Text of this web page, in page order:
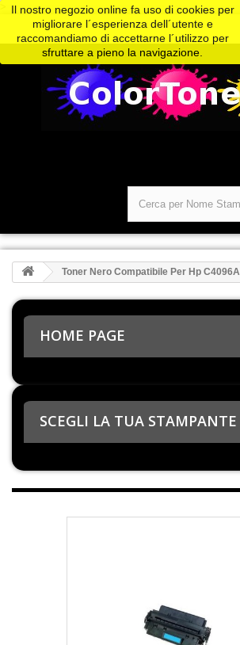
Il nostro negozio online fa uso di cookies per
migliorare l´esperienza dell´utente e
raccomandiamo di accettarne l´utilizzo per
sfruttare a pieno la navigazione.
Toner Nero Compatibile Per Hp C4096A
HOME PAGE
SCEGLI LA TUA STAMPANTE